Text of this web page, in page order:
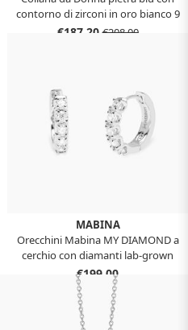
contorno di zirconi in oro bianco 9
kt
€187,20€208,00
MABINA
Orecchini Mabina MY DIAMOND a
cerchio con diamanti lab-grown
0,07 carati 563988
€199,00